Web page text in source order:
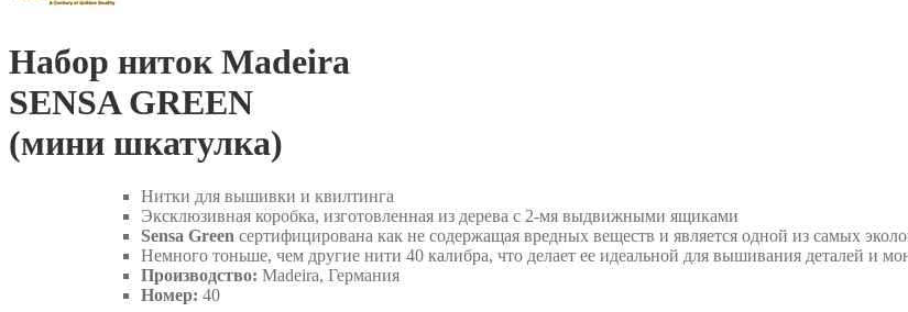
Набор ниток Madeira
SENSA GREEN
(мини шкатулка)
Нитки для вышивки и квилтинга
Эксклюзивная коробка, изготовленная из дерева с 2-мя выдвижными ящиками
Sensa Green сертифицирована как не содержащая вредных веществ и является одной из самых
Немного тоньше, чем другие нити 40 калибра, что делает ее идеальной для вышивания деталей и
Производство: Madeira, Германия
Номер: 40